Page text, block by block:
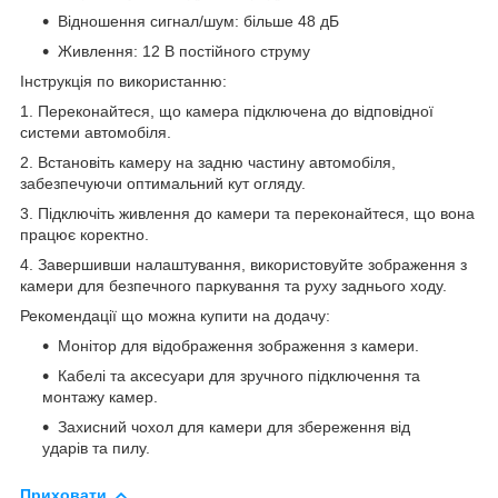
Відношення сигнал/шум: більше 48 дБ
Живлення: 12 В постійного струму
Інструкція по використанню:
1. Переконайтеся, що камера підключена до відповідної
системи автомобіля.
2. Встановіть камеру на задню частину автомобіля,
забезпечуючи оптимальний кут огляду.
3. Підключіть живлення до камери та переконайтеся, що вона
працює коректно.
4. Завершивши налаштування, використовуйте зображення з
камери для безпечного паркування та руху заднього ходу.
Рекомендації що можна купити на додачу:
Монітор для відображення зображення з камери.
Кабелі та аксесуари для зручного підключення та
монтажу камер.
Захисний чохол для камери для збереження від
ударів та пилу.
Приховати